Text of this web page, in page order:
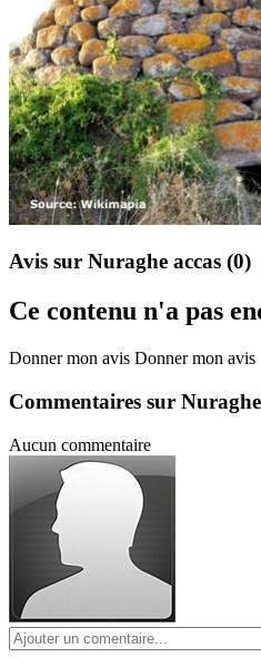
Avis sur Nuraghe accas (0)
Ce contenu n'a pas
Donner mon avis Donner mon avis
Commentaires sur
Aucun commentaire